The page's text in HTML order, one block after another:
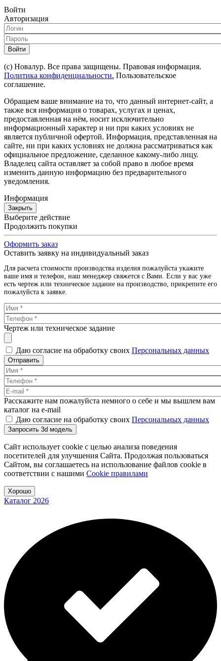
Войти
Авторизация
Войти
(с) Новалур. Все права защищены. Правовая информация.
Политика конфиденциальности. Пользовательское
соглашение.
Обращаем ваше внимание на то, что данный интернет-сайт, а
также вся информация о товарах, услугах и ценах,
предоставленная на нём, носит исключительно
информационный характер и ни при каких условиях не
является публичной офертой. Информация, представленная на
сайте, ни при каких условиях не должна рассматриваться как
официальное предложение, сделанное какому-либо лицу.
Владелец сайта оставляет за собой право в любое время
изменить данную информацию без предварительного
уведомления.
Информация
Закрыть
Выберите действие
Продолжить покупки
Оформить заказ
Оставить заявку на индивидуальный заказ
Для расчета стоимости производства изделия пожалуйста укажите
ваше имя и телефон, наш менеджер свяжется с Вами. Если у вас уже
есть чертеж или техническое задание на производство, прикрепите его
пожалуйста к заявке.
Чертеж или техническое задание
Даю согласие на обработку своих Персональных данных
Отправить
Расскажите нам пожалуйста немного о себе и мы вышлем вам
каталог на e-mail
Даю согласие на обработку своих Персональных данных
Запросить 3d модель
Сайт использует cookie с целью анализа поведения
посетителей для улучшения Сайта. Продолжая пользоваться
Сайтом, вы соглашаетесь на использование файлов cookie в
соответствии с нашими Cookiе правилами
Хорошо
Каталог 2026